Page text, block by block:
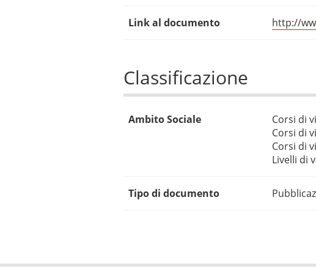
Link al documento http://
Classificazione
Ambito Sociale Corsi di
Corsi di
Corsi di
Livelli di
Tipo di documento